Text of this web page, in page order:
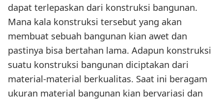
dapat terlepaskan dari konstruksi bangunan.
Mana kala konstruksi tersebut yang akan
membuat sebuah bangunan kian awet dan
pastinya bisa bertahan lama. Adapun konstruksi
suatu konstruksi bangunan diciptakan dari
material-material berkualitas. Saat ini beragam
ukuran material bangunan kian bervariasi dan